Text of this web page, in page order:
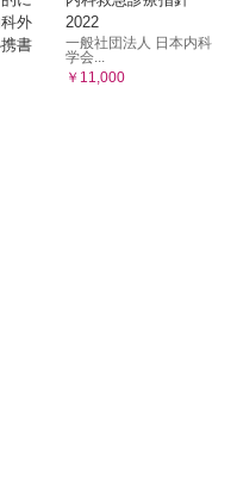
外
書
2022
一般社団法人 日本内科
学会...
￥11,000